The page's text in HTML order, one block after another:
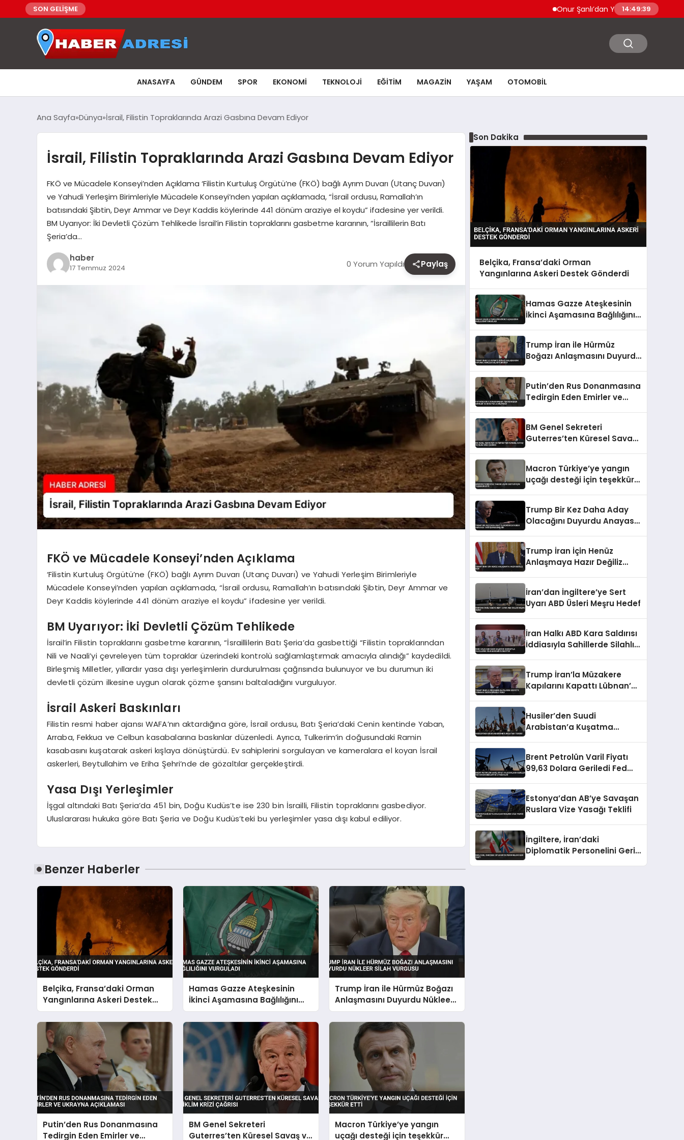
SON GELİŞME Onur Şanlı’dan Yazın Yeni Hiti: Kartallar |
14:49:40
ANASAYFA GÜNDEM SPOR EKONOMI TEKNOLOJI EĞITIM MAGAZIN YAŞAM OTOMOBIL
Ana Sayfa Dünya İsrail, Filistin Topraklarında Arazi Gasbına Devam Ediyor
İsrail, Filistin Topraklarında Arazi Gasbına Devam Ediyor
FKÖ ve Mücadele Konseyi’nden Açıklama ‘Filistin Kurtuluş Örgütü’ne (FKÖ) bağlı Ayrım Duvarı (Utanç Duvarı)
ve Yahudi Yerleşim Birimleriyle Mücadele Konseyi’nden yapılan açıklamada, “İsrail ordusu, Ramallah’ın
batısındaki Şibtin, Deyr Ammar ve Deyr Kaddis köylerinde 441 dönüm araziye el koydu” ifadesine yer verildi.
BM Uyarıyor: İki Devletli Çözüm Tehlikede İsrail’in Filistin topraklarını gasbetme kararının, “İsraillilerin Batı
Şeria’da…
haber
17 Temmuz 2024 0 Yorum Yapıldı Paylaş
FKÖ ve Mücadele Konseyi’nden Açıklama
‘Filistin Kurtuluş Örgütü’ne (FKÖ) bağlı Ayrım Duvarı (Utanç Duvarı) ve Yahudi Yerleşim Birimleriyle
Mücadele Konseyi’nden yapılan açıklamada, “İsrail ordusu, Ramallah’ın batısındaki Şibtin, Deyr Ammar ve
Deyr Kaddis köylerinde 441 dönüm araziye el koydu” ifadesine yer verildi.
BM Uyarıyor: İki Devletli Çözüm Tehlikede
İsrail’in Filistin topraklarını gasbetme kararının, “İsraillilerin Batı Şeria’da gasbettiği “Filistin topraklarından
Nili ve Naali’yi çevreleyen tüm topraklar üzerindeki kontrolü sağlamlaştırmak amacıyla alındığı” kaydedildi.
Birleşmiş Milletler, yıllardır yasa dışı yerleşimlerin durdurulması çağrısında bulunuyor ve bu durumun iki
devletli çözüm ilkesine uygun olarak çözme şansını baltaladığını vurguluyor.
İsrail Askeri Baskınları
Filistin resmi haber ajansı WAFA’nın aktardığına göre, İsrail ordusu, Batı Şeria’daki Cenin kentinde Yaban,
Arraba, Fekkua ve Celbun kasabalarına baskınlar düzenledi. Ayrıca, Tulkerim’in doğusundaki Ramin
kasabasını kuşatarak askeri kışlaya dönüştürdü. Ev sahiplerini sorgulayan ve kameralara el koyan İsrail
askerleri, Beytullahim ve Eriha Şehri’nde de gözaltılar gerçekleştirdi.
Yasa Dışı Yerleşimler
İşgal altındaki Batı Şeria’da 451 bin, Doğu Kudüs’te ise 230 bin İsrailli, Filistin topraklarını gasbediyor.
Uluslararası hukuka göre Batı Şeria ve Doğu Kudüs’teki bu yerleşimler yasa dışı kabul ediliyor.
Benzer Haberler
Belçika, Fransa’daki Orman
Yangınlarına Askeri Destek
Gönderdi
Hamas Gazze Ateşkesinin
İkinci Aşamasına Bağlılığını
Vurguladı
Trump İran ile Hürmüz Boğazı
Anlaşmasını Duyurdu Nükleer
Silah Vurgusu
Putin’den Rus Donanmasına
Tedirgin Eden Emirler ve
BM Genel Sekreteri
Guterres’ten Küresel Savaş ve
Macron Türkiye’ye yangın
uçağı desteği için teşekkür
Son Dakika
Belçika, Fransa’daki Orman
Yangınlarına Askeri Destek Gönderdi
Hamas Gazze Ateşkesinin
İkinci Aşamasına Bağlılığını
Trump İran ile Hürmüz
Boğazı Anlaşmasını Duyurdu
Putin’den Rus Donanmasına
Tedirgin Eden Emirler ve
BM Genel Sekreteri
Guterres’ten Küresel Savaş
Macron Türkiye’ye yangın
uçağı desteği için teşekkür
Trump Bir Kez Daha Aday
Olacağını Duyurdu Anayasa
Trump İran İçin Henüz
Anlaşmaya Hazır Değiliz
İran’dan İngiltere’ye Sert
Uyarı ABD Üsleri Meşru Hedef
İran Halkı ABD Kara Saldırısı
İddiasıyla Sahillerde Silahlı
Trump İran’la Müzakere
Kapılarını Kapattı Lübnan’a
Husiler’den Suudi
Arabistan’a Kuşatma
Brent Petrolün Varil Fiyatı
99,63 Dolara Geriledi Fed
Estonya’dan AB’ye Savaşan
Ruslara Vize Yasağı Teklifi
İngiltere, İran’daki
Diplomatik Personelini Geri